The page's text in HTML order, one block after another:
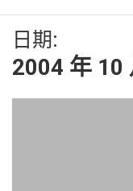
日期:
2004 年 10